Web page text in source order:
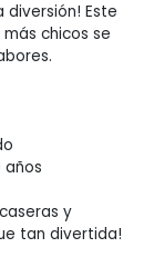
diversión! Este
chicos se
años
y
tan divertida!